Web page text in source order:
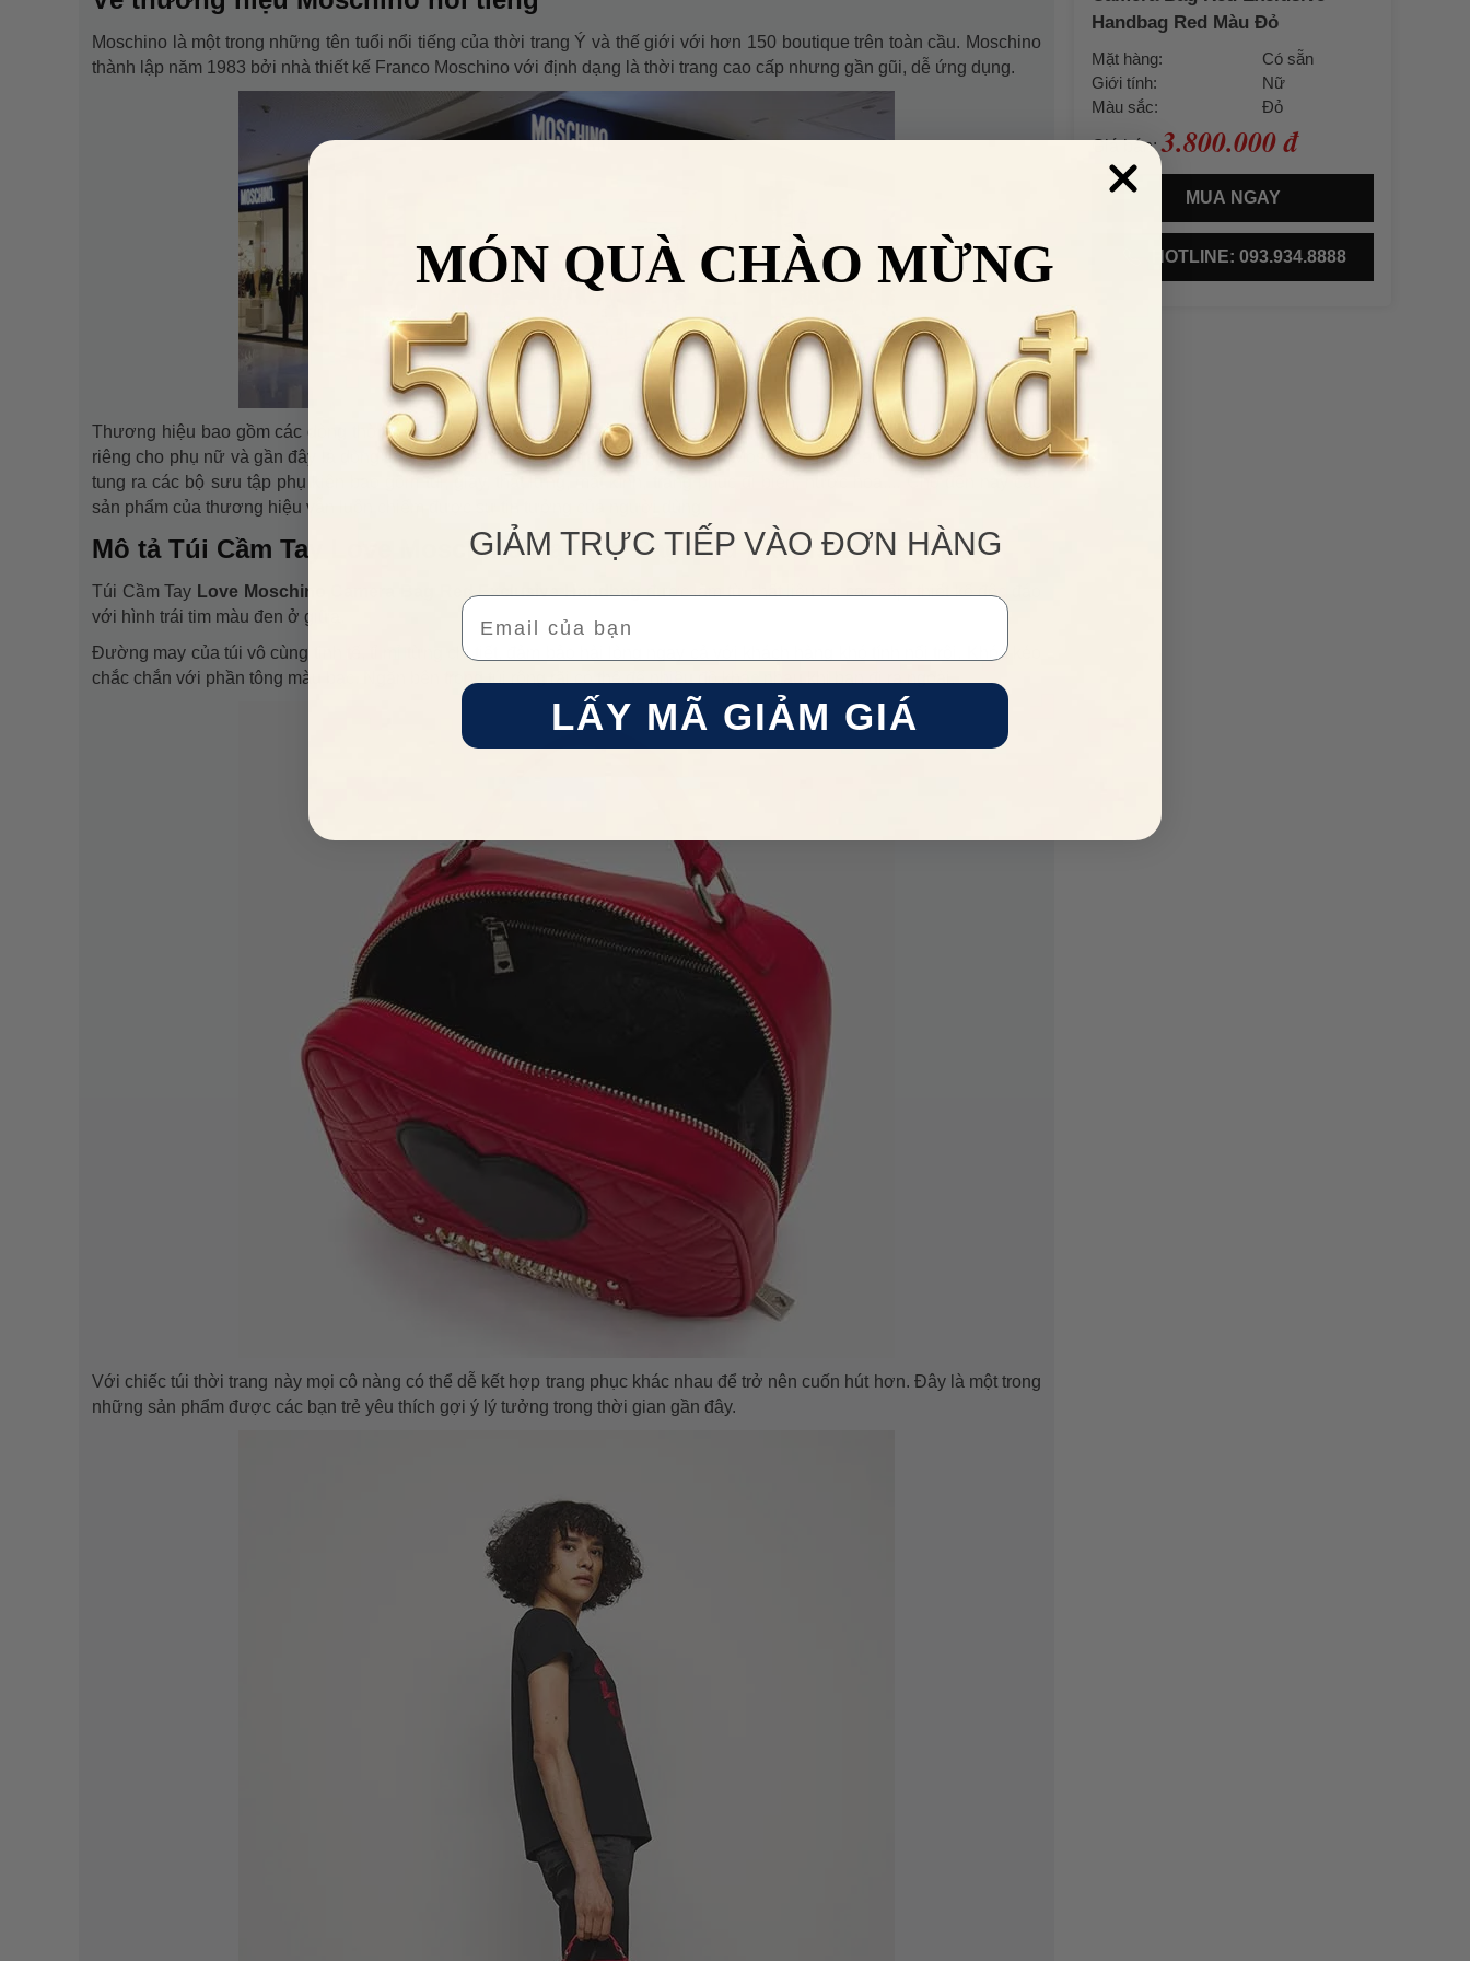
Moschino là một trong những tên tuổi nổi tiếng của thời trang Ý và thế giới với hơn 150 boutique trên toàn cầu. Moschino
thành lập năm 1983 bởi nhà thiết kế Franco Moschino với định dạng là thời trang cao cấp nhưng gần gũi, dễ ứng dụng.
Thương hiệu bao gồm các dòng thời trang may sẵn Moschino dành cho nam và nữ, Moschino Cheap and Chic chỉ dành
riêng cho phụ nữ và gần đây là dòng thời trang dành cho giới trẻ đương đại Love Moschino. Bên cạnh đó, nhãn hàng còn
tung ra các bộ sưu tập phụ kiện bao gồm túi, giày, thắt lưng, mắt kính, trang phục đi biển, nước hoa.... Cho đến nay các
sản phẩm của thương hiệu vẫn luôn chiếm được sự tin tưởng của người dùng.
Mô tả Túi Cầm Tay Love Moschino Camera Bag Red Exclusive Handbag
Túi Cầm Tay Love Moschino Camera Bag Red Exclusive Handbagđược làm từ chất liệu da cao cấp, thiết kế độc đáo
với hình trái tim màu đen ở giữa.
Đường may của túi vô cùng tinh tế, tỉ mỉ từng chi tiết, đảm bảo hài lòng ngay cả với khách hàng khó tính nổi trội. Khóa kéo
chắc chắn với phần tông màu bạc. Ngăn bên trong túi rộng rãi có thể để nhiều đồ khác nhau khi bạn đi ra ngoài.
Với chiếc túi thời trang này mọi cô nàng có thể dễ kết hợp trang phục khác nhau để trở nên cuốn hút hơn. Đây là một trong
những sản phẩm được các bạn trẻ yêu thích gợi ý lý tưởng trong thời gian gần đây.
Handbag Red Màu Đỏ
Mặt hàng:
Có sẵn
Giới tính:
Nữ
Màu sắc:
Đỏ
Giá bán: 3.800.000 đ
MUA NGAY
HOTLINE: 093.934.8888
MÓN QUÀ CHÀO MỪNG
GIẢM TRỰC TIẾP VÀO ĐƠN HÀNG
Email
LẤY MÃ GIẢM GIÁ